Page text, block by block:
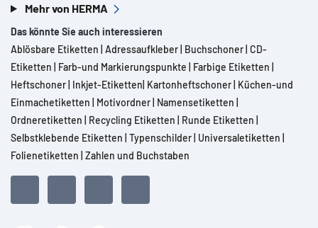
Mehr von HERMA
Das könnte Sie auch interessieren
Ablösbare Etiketten Adressaufkleber Buchschoner CD-
Etiketten
Farb-und Markierungspunkte Farbige Etiketten
Heftschoner Inkjet-Etiketten Kartonheftschoner Küchen-und
Einmachetiketten
Motivordner Namensetiketten
Ordneretiketten
Recycling Etiketten Runde Etiketten
Selbstklebende Etiketten Typenschilder Universaletiketten
Folienetiketten Zahlen und Buchstaben